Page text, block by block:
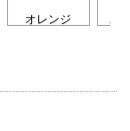
オレンジ パ